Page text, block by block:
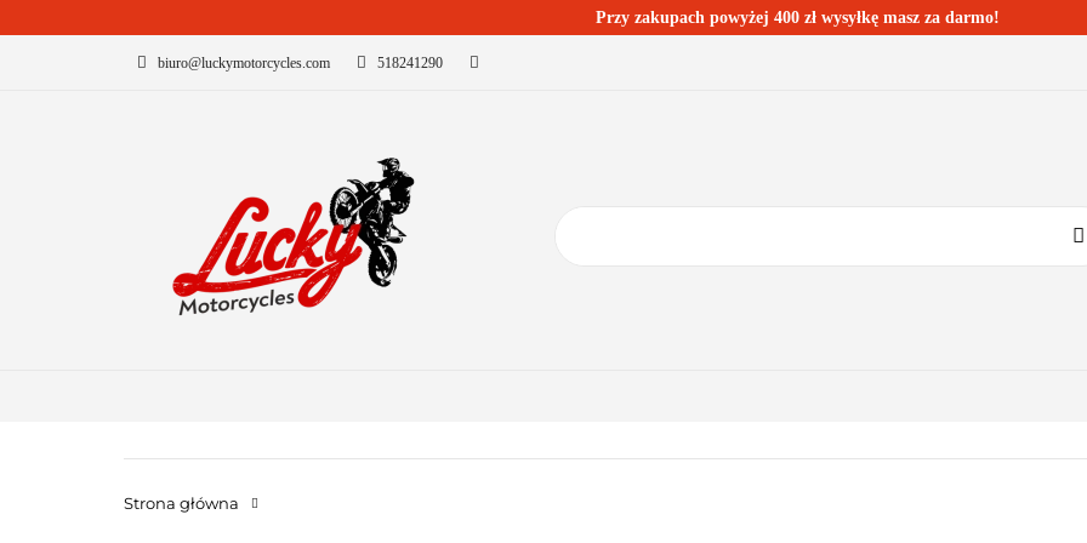
Przy zakupach powyżej 400 zł wysyłkę masz za darmo!
biuro@luckymotorcycles.com 518241290
KATEGORIE
Strona główna